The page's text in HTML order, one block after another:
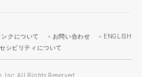
ンクについて お問い合わせ
ENGLISH
シビリティについて
Inc. All Rights Reserved.